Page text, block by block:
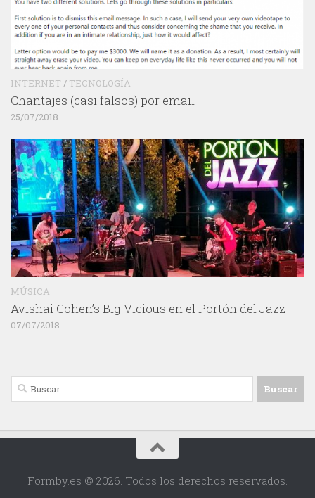
INTERNET / TECNOLOGÍA
Chantajes (casi falsos) por email
25/07/2018
MÚSICA
Avishai Cohen’s Big Vicious en el Portón del Jazz
07/07/2018
Buscar:
Formby.es © 2026. Todos los derechos reservados.